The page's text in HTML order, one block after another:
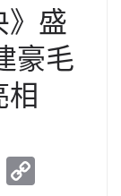
》盛
豪毛
相
E